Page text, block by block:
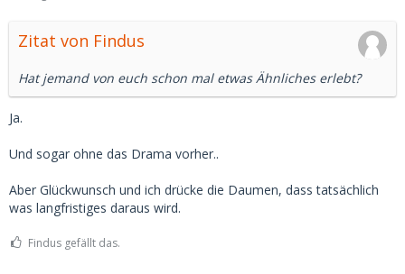
Zitat von Findus
Hat jemand von euch schon mal etwas Ähnliches erlebt?
Ja.
Und sogar ohne das Drama vorher..
Aber Glückwunsch und ich drücke die Daumen, dass tatsächlich
was langfristiges daraus wird.
Findus gefällt das.